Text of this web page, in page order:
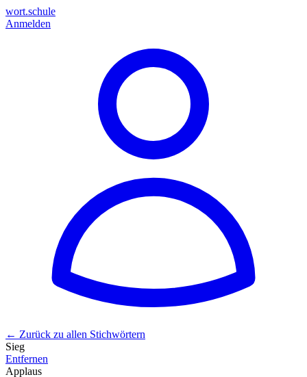
wort.schule
Anmelden
← Zurück zu allen Stichwörtern
Sieg
Entfernen
Applaus